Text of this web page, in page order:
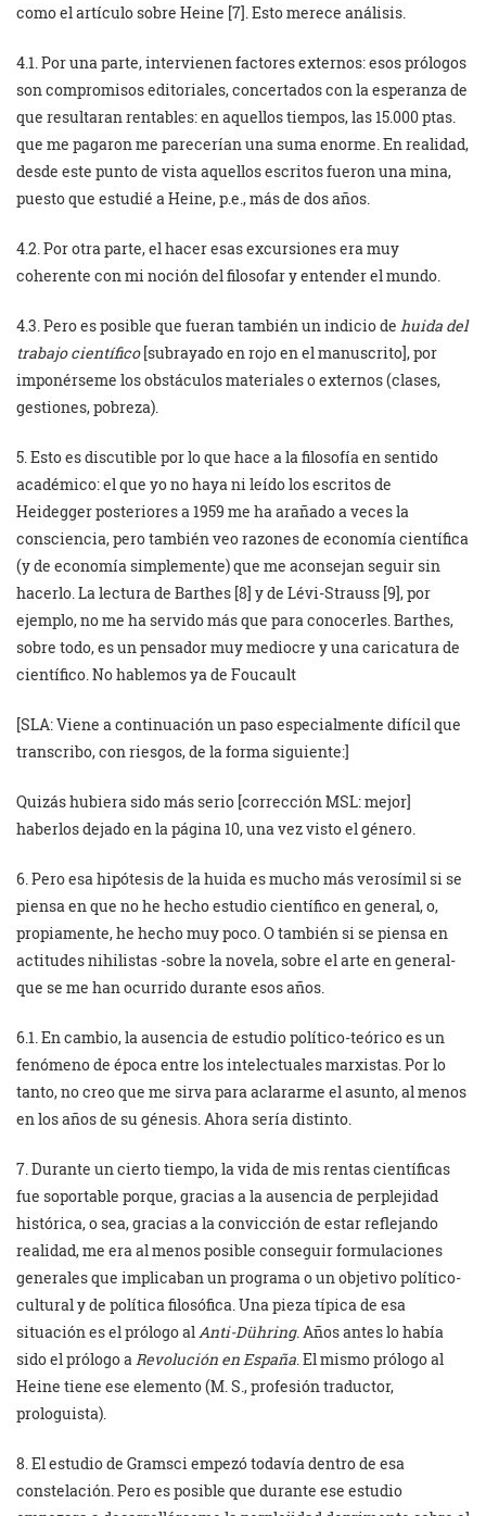
como el artículo sobre Heine [7]. Esto merece análisis.
4.1. Por una parte, intervienen factores externos: esos prólogos
son compromisos editoriales, concertados con la esperanza de
que resultaran rentables: en aquellos tiempos, las 15.000 ptas.
que me pagaron me parecerían una suma enorme. En realidad,
desde este punto de vista aquellos escritos fueron una mina,
puesto que estudié a Heine, p.e., más de dos años.
4.2. Por otra parte, el hacer esas excursiones era muy
coherente con mi noción del filosofar y entender el mundo.
4.3. Pero es posible que fueran también un indicio de huida del
trabajo científico[subrayado en rojo en el manuscrito], por
imponérseme los obstáculos materiales o externos (clases,
gestiones, pobreza).
5. Esto es discutible por lo que hace a la filosofía en sentido
académico: el que yo no haya ni leído los escritos de
Heidegger posteriores a 1959 me ha arañado a veces la
consciencia, pero también veo razones de economía científica
(y de economía simplemente) que me aconsejan seguir sin
hacerlo. La lectura de Barthes [8] y de Lévi-Strauss [9], por
ejemplo, no me ha servido más que para conocerles. Barthes,
sobre todo, es un pensador muy mediocre y una caricatura de
científico. No hablemos ya de Foucault
[SLA: Viene a continuación un paso especialmente difícil que
transcribo, con riesgos, de la forma siguiente:]
Quizás hubiera sido más serio [corrección MSL: mejor]
haberlos dejado en la página 10, una vez visto el género.
6. Pero esa hipótesis de la huida es mucho más verosímil si se
piensa en que no he hecho estudio científico en general, o,
propiamente, he hecho muy poco. O también si se piensa en
actitudes nihilistas -sobre la novela, sobre el arte en general-
que se me han ocurrido durante esos años.
6.1. En cambio, la ausencia de estudio político-teórico es un
fenómeno de época entre los intelectuales marxistas. Por lo
tanto, no creo que me sirva para aclararme el asunto, al menos
en los años de su génesis. Ahora sería distinto.
7. Durante un cierto tiempo, la vida de mis rentas científicas
fue soportable porque, gracias a la ausencia de perplejidad
histórica, o sea, gracias a la convicción de estar reflejando
realidad, me era al menos posible conseguir formulaciones
generales que implicaban un programa o un objetivo político-
cultural y de política filosófica. Una pieza típica de esa
situación es el prólogo al Anti-Dühring. Años antes lo había
sido el prólogo a Revolución en España . El mismo prólogo al
Heine tiene ese elemento (M. S., profesión traductor,
prologuista).
8. El estudio de Gramsci empezó todavía dentro de esa
constelación. Pero es posible que durante ese estudio